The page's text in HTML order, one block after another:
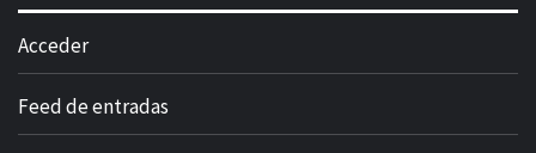
Acceder
Feed de entradas